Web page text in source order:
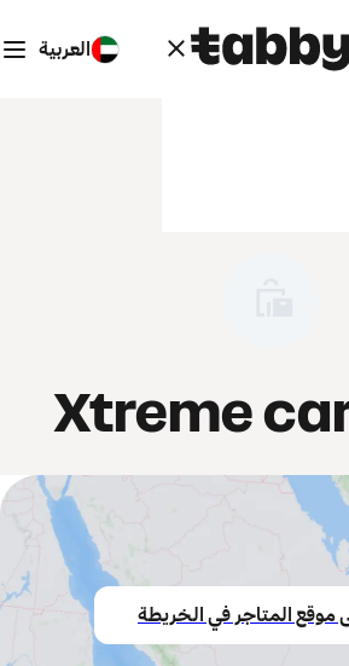
العربية
Xtreme car
Xtreme
موقع المتاجر في الخريطة